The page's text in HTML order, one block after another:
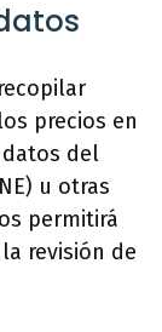
precios en
del
u otras
permitirá
revisión de